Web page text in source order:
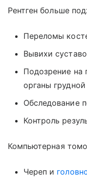
Рентген больше
Переломы
Вывихи
Подозрение на
органы
Обследование
Контроль
Компьютерная
Череп и